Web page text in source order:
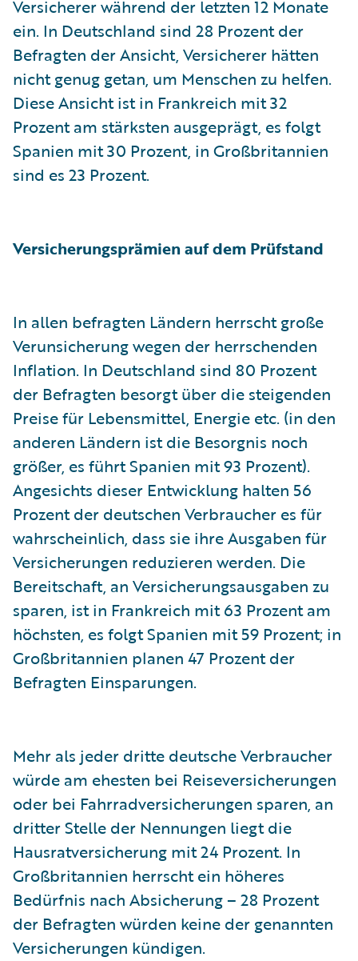
Versicherer während der letzten 12 Monate
ein. In Deutschland sind 28 Prozent der
Befragten der Ansicht, Versicherer hätten
nicht genug getan, um Menschen zu helfen.
Diese Ansicht ist in Frankreich mit 32
Prozent am stärksten ausgeprägt, es folgt
Spanien mit 30 Prozent, in Großbritannien
sind es 23 Prozent.
Versicherungsprämien auf dem Prüfstand
In allen befragten Ländern herrscht große
Verunsicherung wegen der herrschenden
Inflation. In Deutschland sind 80 Prozent
der Befragten besorgt über die steigenden
Preise für Lebensmittel, Energie etc. (in den
anderen Ländern ist die Besorgnis noch
größer, es führt Spanien mit 93 Prozent).
Angesichts dieser Entwicklung halten 56
Prozent der deutschen Verbraucher es für
wahrscheinlich, dass sie ihre Ausgaben für
Versicherungen reduzieren werden. Die
Bereitschaft, an Versicherungsausgaben zu
sparen, ist in Frankreich mit 63 Prozent am
höchsten, es folgt Spanien mit 59 Prozent; in
Großbritannien planen 47 Prozent der
Befragten Einsparungen.
Mehr als jeder dritte deutsche Verbraucher
würde am ehesten bei Reiseversicherungen
oder bei Fahrradversicherungen sparen, an
dritter Stelle der Nennungen liegt die
Hausratversicherung mit 24 Prozent. In
Großbritannien herrscht ein höheres
Bedürfnis nach Absicherung – 28 Prozent
der Befragten würden keine der genannten
Versicherungen kündigen.